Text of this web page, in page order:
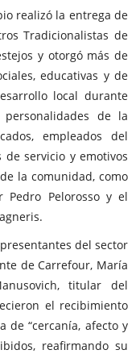
realizó la entrega de
Tradicionalistas de
y otorgó más de
educativas y de
local durante
personalidades de la
empleados del
servicio y emotivos
la comunidad, como
Pedro Pelorosso y el
del sector
de Carrefour, María
titular del
el recibimiento
de “cercanía, afecto y
reafirmando su